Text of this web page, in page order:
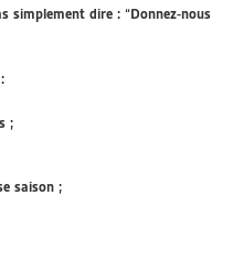
simplement dire : “Donnez-nous
;
saison ;